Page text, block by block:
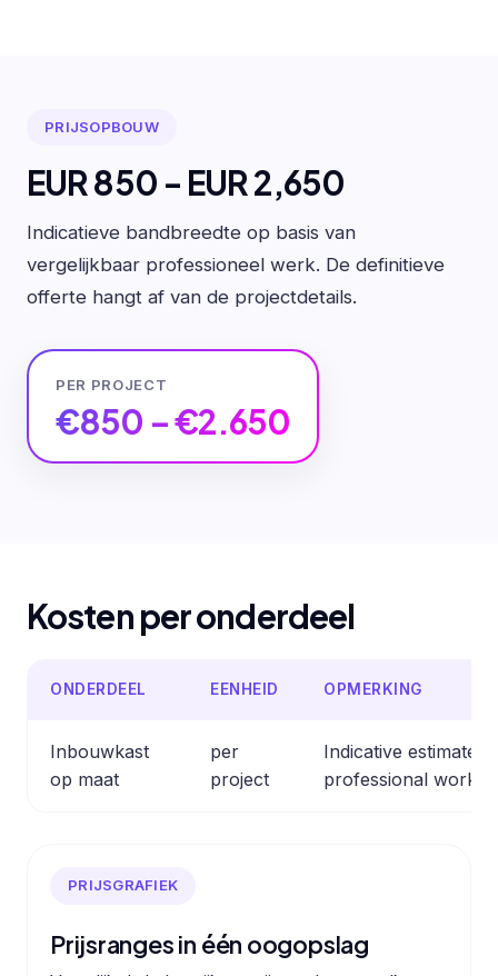
PRIJSOPBOUW
EUR 850 - EUR 2,650
Indicatieve bandbreedte op basis van
vergelijkbaar professioneel werk. De definitieve
offerte hangt af van de projectdetails.
PER PROJECT
€850 – €2.650
Kosten per onderdeel
ONDERDEEL EENHEID OPMERKING
Inbouwkast
op maat
per
project
Indicative estimate
professional work.
PRIJSGRAFIEK
Prijsranges in één oogopslag